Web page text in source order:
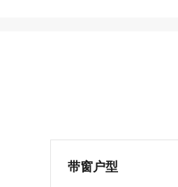
带窗户型